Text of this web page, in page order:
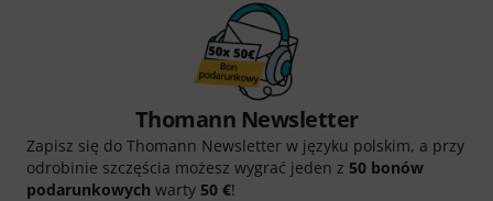
Thomann Newsletter
Zapisz się do Thomann Newsletter w języku polskim, a przy
odrobinie szczęścia możesz wygrać jeden z 50 bonów
podarunkowych warty 50 €!